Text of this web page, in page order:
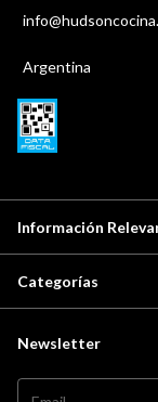
Argentina
Información
Categorías
Newsletter